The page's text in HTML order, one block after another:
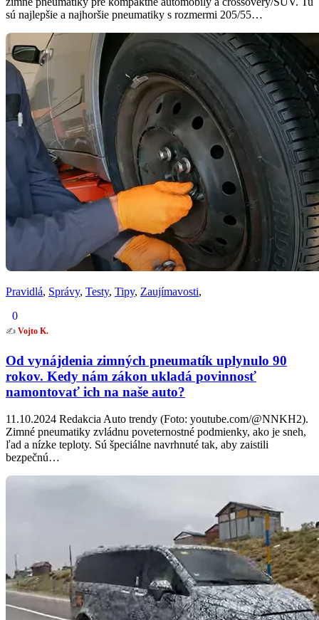
sú najlepšie a najhoršie pneumatiky s rozmermi 205/55…
Pravidlá, Správy, Testy, Tipy, Zaujímavosti,
0
✍️ Vojto K.
Od vynájdenia zimných pneumatík uplynulo 90
rokov. Kedy nám zákon ukladá povinnosť
namontovať ich na naše auto?
11.10.2024 Redakcia Auto trendy (Foto: youtube.com/@NNKH2).
Zimné pneumatiky zvládnu poveternostné podmienky, ako je sneh,
ľad a nízke teploty. Sú špeciálne navrhnuté tak, aby zaistili
bezpečnú…